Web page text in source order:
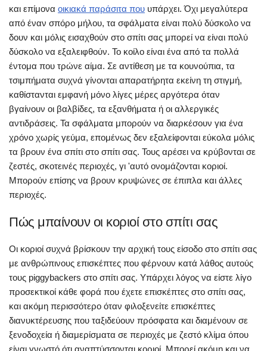
και επίμονα οικιακά παράσιτα που υπάρχει. Όχι μεγαλύτερα
από έναν σπόρο μήλου, τα σφάλματα είναι πολύ δύσκολο να
δουν και μόλις εισαχθούν στο σπίτι σας μπορεί να είναι πολύ
δύσκολο να εξαλειφθούν. Το κοίλο είναι ένα από τα πολλά
έντομα που τρώνε αίμα. Σε αντίθεση με τα κουνούπια, τα
τσιμπήματα συχνά γίνονται απαρατήρητα εκείνη τη στιγμή,
καθίστανται εμφανή μόνο λίγες μέρες αργότερα όταν
βγαίνουν οι βαλβίδες, τα εξανθήματα ή οι αλλεργικές
αντιδράσεις. Τα σφάλματα μπορούν να διαρκέσουν για ένα
χρόνο χωρίς γεύμα, επομένως δεν εξαλείφονται εύκολα μόλις
τα βρουν ένα σπίτι στο σπίτι σας. Τους αρέσει να κρύβονται σε
ζεστές, σκοτεινές περιοχές, γι 'αυτό ονομάζονται κοριοί.
Μπορούν επίσης να βρουν κρυψώνες σε έπιπλα και άλλες
περιοχές.
Πώς μπαίνουν οι κοριοί στο σπίτι σας
Οι κοριοί συχνά βρίσκουν την αρχική τους είσοδο στο σπίτι σας
με ανθρώπινους επισκέπτες που φέρνουν κατά λάθος αυτούς
τους piggybackers στο σπίτι σας. Υπάρχει λόγος να είστε λίγο
προσεκτικοί κάθε φορά που έχετε επισκέπτες στο σπίτι σας,
και ακόμη περισσότερο όταν φιλοξενείτε επισκέπτες
διανυκτέρευσης που ταξιδεύουν πρόσφατα και διαμένουν σε
ξενοδοχεία ή διαμερίσματα σε περιοχές με ζεστό κλίμα όπου
είναι γνωστό ότι αναπτύσσονται κοριοί. Μπορεί ακόμη και να